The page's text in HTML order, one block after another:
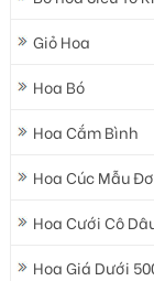
Giỏ Hoa
Hoa Bó
Hoa Cắm Bình
Hoa Cúc Mẫu
Hoa Cưới Cô
Hoa Giá Dưới